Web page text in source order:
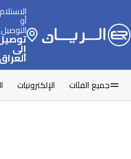
الاستلام
أو
إلى
العراق
جميع الفئات الإلكترونيات